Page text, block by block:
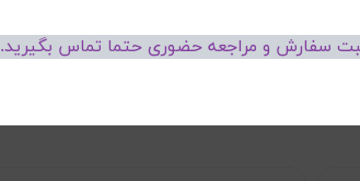
ثبت سفارش و مراجعه حضوری حتما تماس بگیرید.